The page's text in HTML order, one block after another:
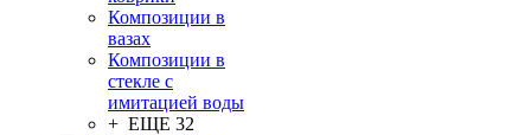
Композиции в
вазах
Композиции в
стекле с
имитацией воды
+ ЕЩЕ 32